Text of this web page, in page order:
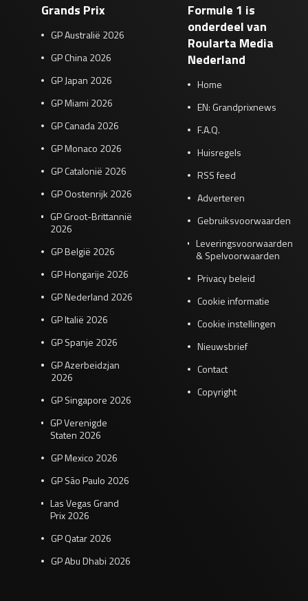
Grands Prix
GP Australië 2026
GP China 2026
GP Japan 2026
GP Miami 2026
GP Canada 2026
GP Monaco 2026
GP Catalonië 2026
GP Oostenrijk 2026
GP Groot-Brittannië
2026
GP België 2026
GP Hongarije 2026
GP Nederland 2026
GP Italië 2026
GP Spanje 2026
GP Azerbeidzjan
2026
GP Singapore 2026
GP Verenigde
Staten 2026
GP Mexico 2026
GP São Paulo 2026
Las Vegas Grand
Prix 2026
GP Qatar 2026
GP Abu Dhabi 2026
Formule 1 is
onderdeel van
Roularta Media
Nederland
Home
EN: Grandprixnews
F.A.Q.
Huisregels
RSS feed
Adverteren
Gebruiksvoorwaarden
Leveringsvoorwaarden
& Spelvoorwaarden
Privacy beleid
Cookie informatie
Cookie instellingen
Nieuwsbrief
Contact
Copyright